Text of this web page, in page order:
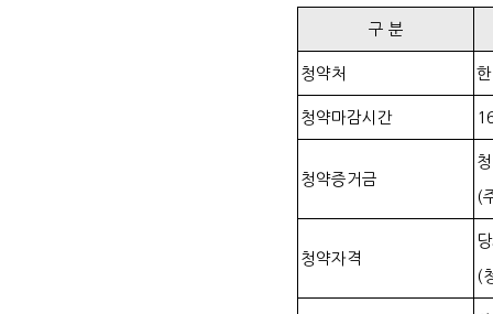
구 분
청약처
청약마감시간
청약증거금
(
청약자격
(